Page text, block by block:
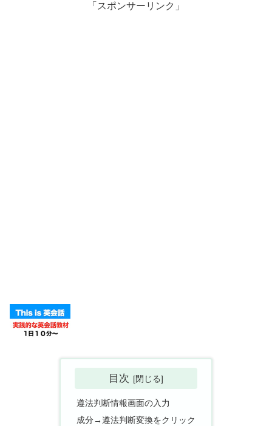
「スポンサーリンク」
目次
遵法判断情報画面の入力
成分→遵法判断変換をクリック